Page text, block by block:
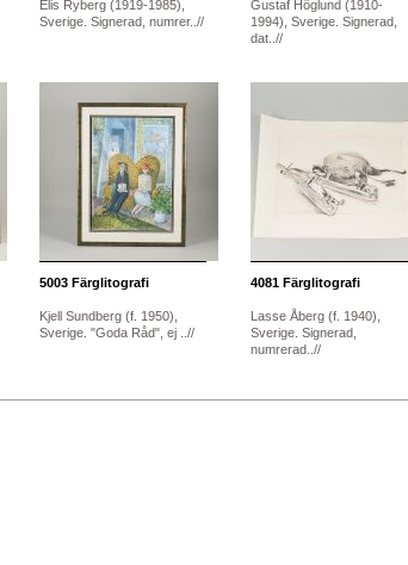
Elis Ryberg (1919-1985),
Sverige. Signerad, numrer..//
Gustaf Höglund (1910-
1994), Sverige. Signerad,
dat..//
5003Färglitografi
Kjell Sundberg (f. 1950),
Sverige. "Goda Råd", ej ..//
4081Färglitografi
Lasse Åberg (f. 1940),
Sverige. Signerad,
numrerad..//